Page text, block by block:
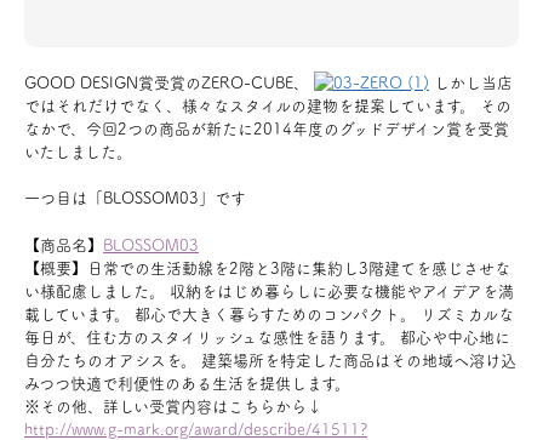
SDGs
モデルハウス見学・ご予約
お問い合わせ
会員登録
GOOD DESIGN賞受賞のZERO-CUBE、
しかし当店
ではそれだけでなく、様々なスタイルの建物を提案しています。 その
なかで、今回2つの商品が新たに2014年度のグッドデザイン賞を受賞
いたしました。
一つ目は「BLOSSOM03」です
【商品名】 BLOSSOM03
【概要】日常での生活動線を2階と3階に集約し3階建てを感じさせな
い様配慮しました。 収納をはじめ暮らしに必要な機能やアイデアを満
載しています。 都心で大きく暮らすためのコンパクト。 リズミカルな
毎日が、住む方のスタイリッシュな感性を語ります。 都心や中心地に
自分たちのオアシスを。 建築場所を特定した商品はその地域へ溶け込
みつつ快適で利便性のある生活を提供します。
※その他、詳しい受賞内容はこちらから↓
http://www.g-mark.org/award/describe/41511?